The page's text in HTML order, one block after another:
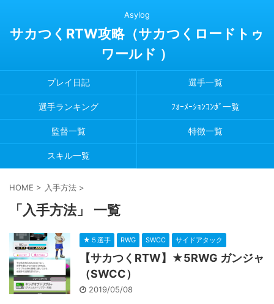
Asylog
サカつくRTW攻略（サカつくロードトゥ
ワールド ）
プレイ日記 選手一覧
選手ランキング ﾌｫｰﾒｰｼｮﾝｺﾝﾎﾞ一覧
監督一覧 特徴一覧
スキル一覧
HOME > 入手方法 >
「入手方法」 一覧
★５選手 RWG SWCC サイドアタック
【サカつくRTW】★5RWG ガンジャ
（SWCC）
2019/05/08